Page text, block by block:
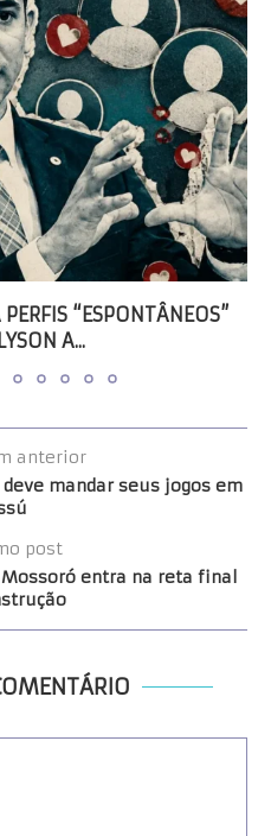
“ESPONTÂNEOS”
A...
anterior
deve mandar seus jogos em
post
Mossoró entra na reta final